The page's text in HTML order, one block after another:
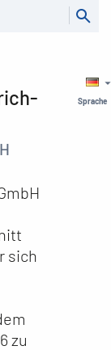
Sprache
sich
zu